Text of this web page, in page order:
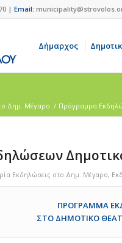
| Email:
Δήμαρχος
Δημ. Mέγαρο / Πρόγραμμα
Eκδηλώσεις στο Δημ. Mέγαρο,
ΠΡΟΓΡΑΜΜΑ
ΣΤΟ ΔΗΜΟΤΙΚΟ